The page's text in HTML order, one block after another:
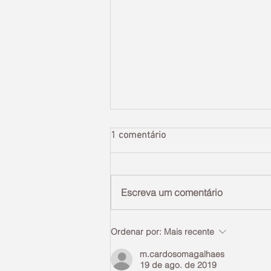
Elopment Wedding: Nathalie e
Rodrigo
1 comentário
Escreva um comentário
Ordenar por: Mais recente
m.cardosomagalhaes
19 de ago. de 2019